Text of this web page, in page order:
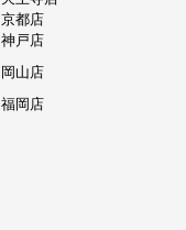
京都店
神戸店
岡山店
福岡店